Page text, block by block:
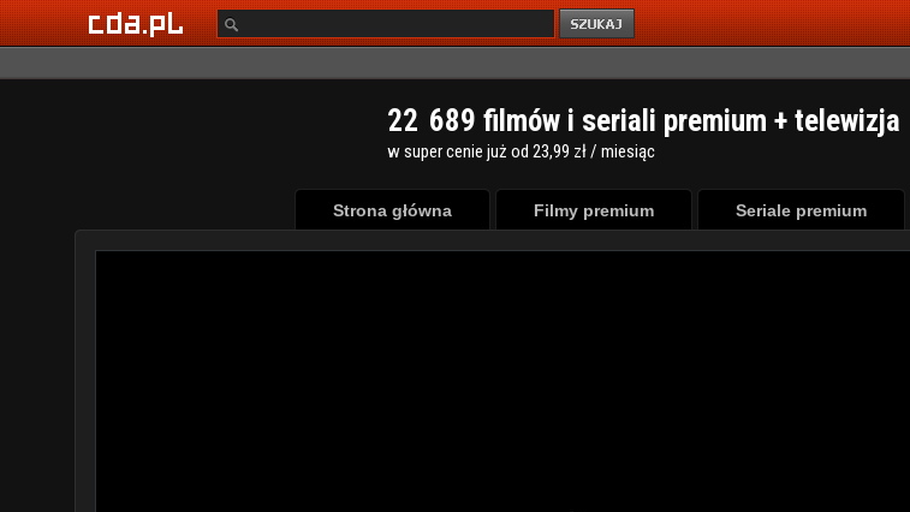
22 689 filmów i seriali premium + telewizja
w super cenie już od 23,99 zł / miesiąc
Strona główna Filmy premium Seriale premium